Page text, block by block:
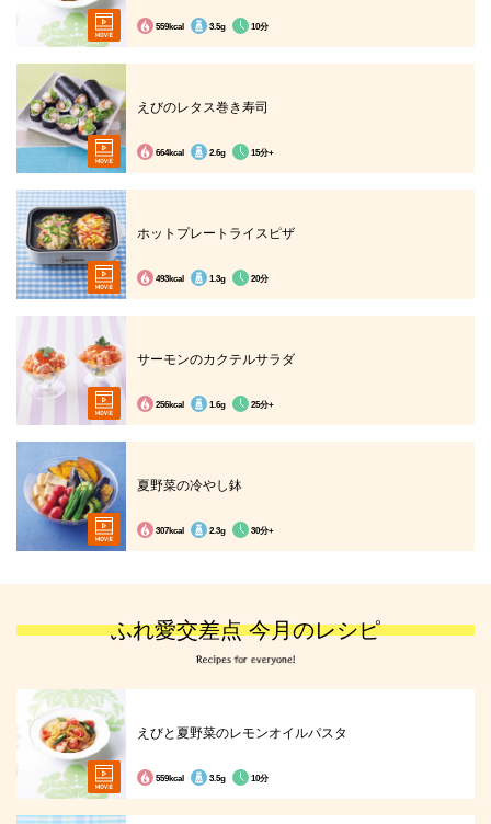
559kcal 3.5g 10分
えびのレタス巻き寿司
664kcal 2.6g 15分+
ホットプレートライスピザ
493kcal 1.3g 20分
サーモンのカクテルサラダ
256kcal 1.6g 25分+
夏野菜の冷やし鉢
307kcal 2.3g 30分+
ふれ愛交差点 今月のレシピ
えびと夏野菜のレモンオイルパスタ
559kcal 3.5g 10分